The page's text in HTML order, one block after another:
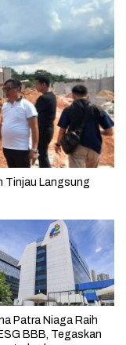
Tinjau Langsung
Patra Niaga Raih
BBB, Tegaskan